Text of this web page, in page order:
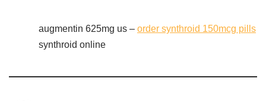
augmentin 625mg us – order synthroid 150mcg pills
synthroid online